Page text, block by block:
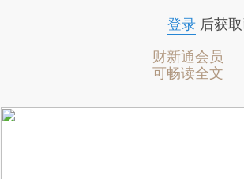
登录后获取
财新通会员
可畅读全文